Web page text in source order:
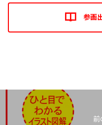
参画